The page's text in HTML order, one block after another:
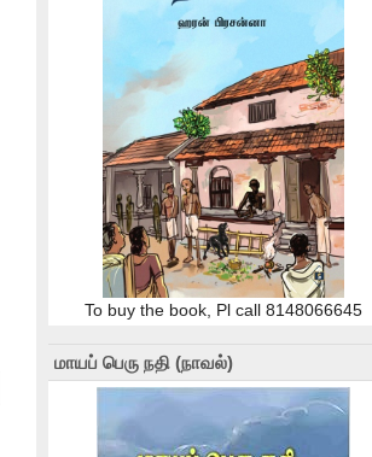
To buy the book, Pl call 8148066645
மாயப் பெரு நதி (நாவல்)